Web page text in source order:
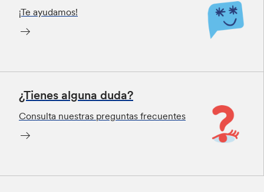
¡Te ayudamos!
¿Tienes alguna duda?
Consulta nuestras preguntas frecuentes